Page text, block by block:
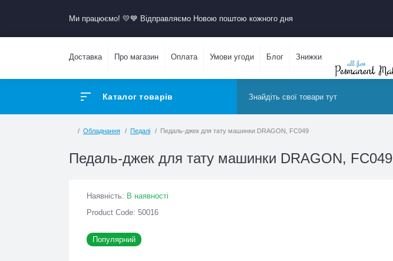
Ми працюємо! 💛​💙 Відправляємо Новою поштою кожного дня
Доставка Про магазин Оплата Умови угоди Блог Знижки
Каталог товарів
Обладнання Педалі Педаль-джек для тату машинки DRAGON, FC049
Педаль-джек для тату машинки DRAGON, FC049
Наявність: В наявності
Product Code: 50016
Популярний